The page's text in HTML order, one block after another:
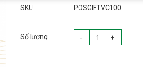
SKU POSGIFTVC100
Số lượng - +